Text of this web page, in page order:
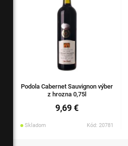
Podola Cabernet Sauvignon výber
z hrozna 0,75l
9,69 €
Skladom Kód: 20781